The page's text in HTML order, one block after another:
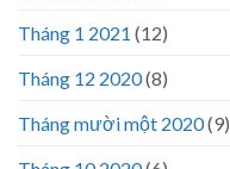
Tháng 1 2021 (12)
Tháng 12 2020(8)
Tháng mười một 2020(9)